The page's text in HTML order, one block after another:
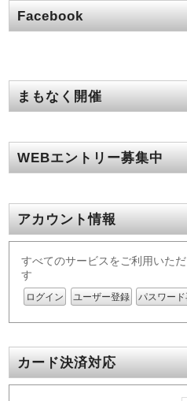
Facebook
まもなく開催
WEBエントリー募集中
アカウント情報
すべてのサービスをご利用いた
す
ログイン ユーザー登録 パスワー
カード決済対応